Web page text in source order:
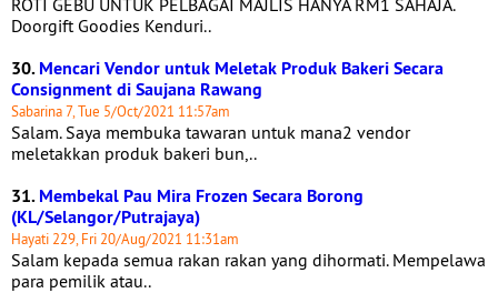
ROTI GEBU UNTUK PELBAGAI MAJLIS HANYA RM1 SAHAJA.
Doorgift Goodies Kenduri..
30.Mencari Vendor untuk Meletak Produk Bakeri Secara
Consignment di Saujana Rawang
Sabarina 7, Tue 5/Oct/2021 11:57am
Salam. Saya membuka tawaran untuk mana2 vendor
meletakkan produk bakeri bun,..
31.Membekal Pau Mira Frozen Secara Borong
(KL/Selangor/Putrajaya)
Hayati 229, Fri 20/Aug/2021 11:31am
Salam kepada semua rakan rakan yang dihormati. Mempelawa
para pemilik atau..